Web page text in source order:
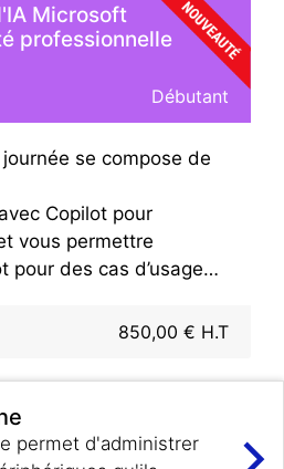
Microsoft
professionnelle
Débutant
journée se compose de
Copilot pour
vous permettre
pour des cas d’usage
du cours vous
vous pouvez utiliser
différentes applications
les meilleures
Copilot et la
850,00 € H.T
permet d'administrer